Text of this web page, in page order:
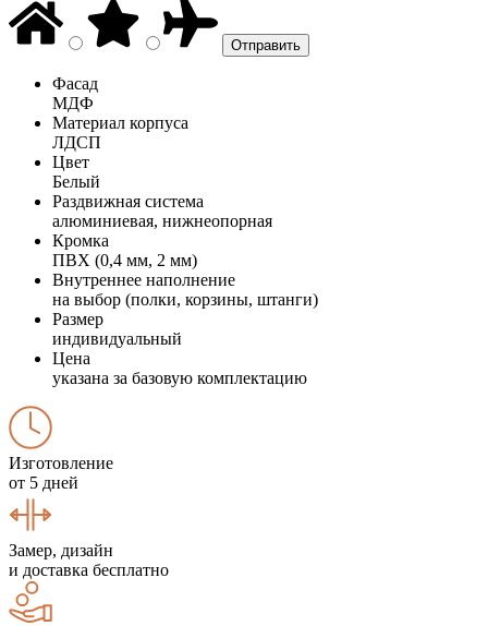
Фасад
МДФ
Материал корпуса
ЛДСП
Цвет
Белый
Раздвижная система
алюминиевая, нижнеопорная
Кромка
ПВХ (0,4 мм, 2 мм)
Внутреннее наполнение
на выбор (полки, корзины, штанги)
Размер
индивидуальный
Цена
указана за базовую комплектацию
Изготовление
от 5 дней
Замер, дизайн
и доставка бесплатно